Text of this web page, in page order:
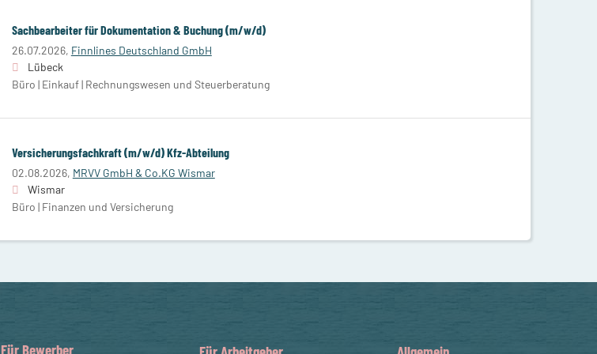
Sachbearbeiter für Dokumentation & Buchung (m/w/d)
26.07.2026, Finnlines Deutschland GmbH
Lübeck
Büro | Einkauf | Rechnungswesen und Steuerberatung
Versicherungsfachkraft (m/w/d) Kfz-Abteilung
02.08.2026, MRVV GmbH & Co.KG Wismar
Wismar
Büro | Finanzen und Versicherung
Für Bewerber